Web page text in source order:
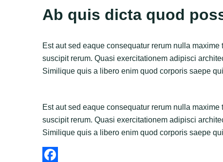
Ab quis dicta quod
Est aut sed eaque consequatur rerum nulla
suscipit rerum. Quasi exercitationem adipisci
Similique quis a libero enim quod corporis saepe
Est aut sed eaque consequatur rerum nulla
suscipit rerum. Quasi exercitationem adipisci
Similique quis a libero enim quod corporis saepe